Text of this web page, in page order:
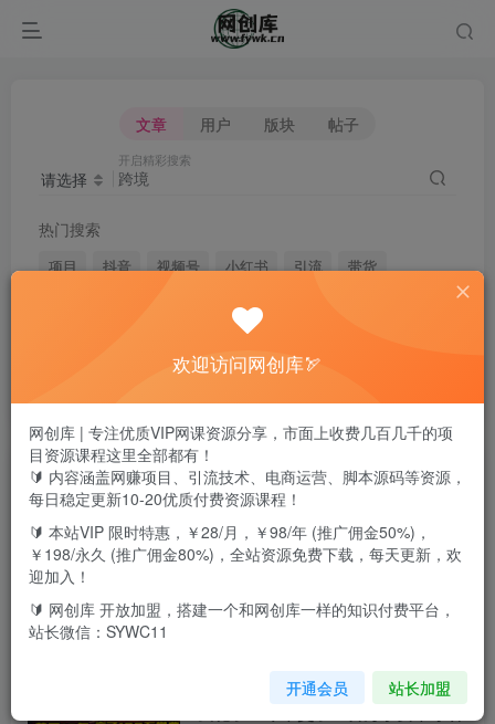
文章 用户 版块 帖子
请选择
开启精彩搜索
热门搜索
项目 抖音 视频号 小红书 引流
带货
闲鱼
拼多多
文章 用户 版块 帖子
搜索[跨境 ]，共找到 54 个文章
实现月入2.8万的真实蜕变
773
欢迎访问网创库🏹
网创库 | 专注优质VIP网课资源分享，市面上收费几百几千的项
目资源课程这里全部都有！
🔰 内容涵盖网赚项目、引流技术、电商运营、脚本源码等资源，
每日稳定更新10-20优质付费资源课程！
🔰 本站VIP 限时特惠，￥28/月，￥98/年 (推广佣金50%)，
￥198/永久 (推广佣金80%)，全站资源免费下载，每天更新，欢
迎加入！
🔰 网创库 开放加盟，搭建一个和网创库一样的知识付费平台，
站长微信：SYWC11
开通会员 站长加盟